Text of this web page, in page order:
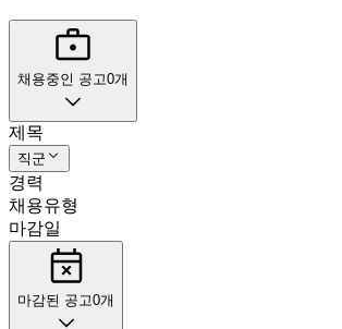
채용중인 공고0개
제목
직군
경력
채용유형
마감일
마감된 공고0개